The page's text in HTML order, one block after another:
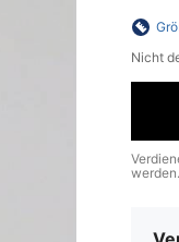
Nicht
werden.